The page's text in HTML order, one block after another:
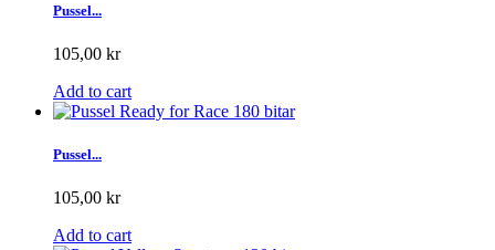
Pussel...
105,00 kr
Add to cart
Pussel...
105,00 kr
Add to cart